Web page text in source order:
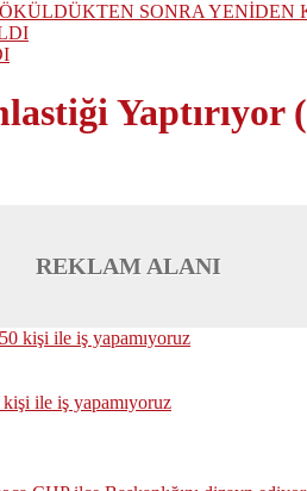
SONRA YENİDEN
Yaptırıyor
REKLAM ALANI
ile iş yapamıyoruz